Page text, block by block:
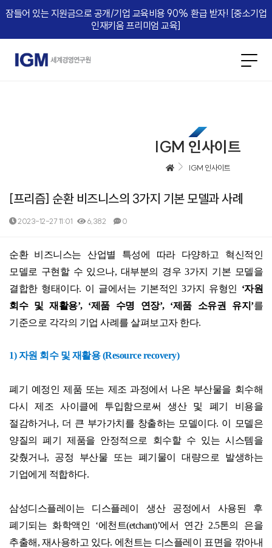
잠들어 있는 지원금으로 공개/기업 교육비용 90% 환급 받자! [중소기업
인재키움 프리미엄 교육]​
IGM 인사이트
IGM 인사이트
[프리즘] 순환 비즈니스의 3가지 기본 모델과 사례
2023-12-27 11:01 6,382 0
본문
순환 비즈니스는 산업별 특성에 따라 다양하고 혁신적인
모델로 구현할 수 있으나, 대부분의 경우 3가지 기본 모델을
결합한 형태이다. 이 글에서는 기본적인 3가지 유형인 ‘자원
회수 및 재활용’, ‘제품 수명 연장’, ‘제품 소유권 유지 ’를
기준으로 각각의 기업 사례를 살펴보고자 한다.
1)자원 회수 및 재활용(Resource recovery)
폐기 예정인 제품 또는 제조 과정에서 나온 부산물을 회수해
다시 제조 사이클에 투입함으로써 생산 및 폐기 비용을
절감하거나, 더 큰 부가가치를 창출하는 모델이다. 이 모델은
양질의 폐기 제품을 안정적으로 회수할 수 있는 시스템을
갖췄거나, 공정 부산물 또는 폐기물이 대량으로 발생하는
기업에게 적합하다.
삼성디스플레이는 디스플레이 생산 공정에서 사용된 후
폐기되는 화학액인 ‘에천트(etchant)’에서 연간2.5톤의 은을
추출해 , 재사용하고 있다. 에천트는 디스플레이 표면을 깎아내